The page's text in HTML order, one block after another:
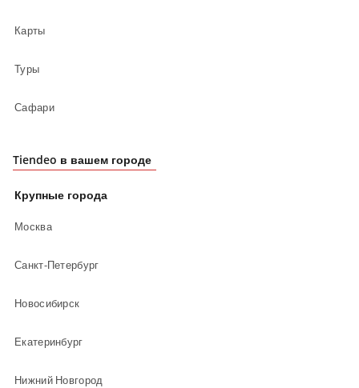
Карты
Туры
Сафари
Tiendeo в вашем городе
Крупные города
Москва
Санкт-Петербург
Новосибирск
Екатеринбург
Нижний Новгород